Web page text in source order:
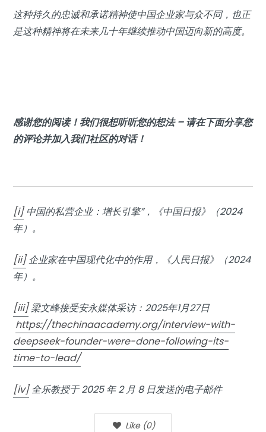
这种持久的忠诚和承诺精神使中国企业家与众不同，也正
是这种精神将在未来几十年继续推动中国迈向新的高度。
感谢您的阅读！我们很想听听您的想法 – 请在下面分享您
的评论并加入我们社区的对话！
[i]中国的私营企业：增长引擎”，《中国日报》（2024
年）。
[ii]企业家在中国现代化中的作用，《人民日报》（2024
年）。
[iii]梁文峰接受安永媒体采访：2025年1月27日
https://thechinaacademy.org/interview-with-
deepseek-founder-were-done-following-its-
time-to-lead/
[iv]全乐教授于 2025 年 2 月 8 日发送的电子邮件
Like (0)